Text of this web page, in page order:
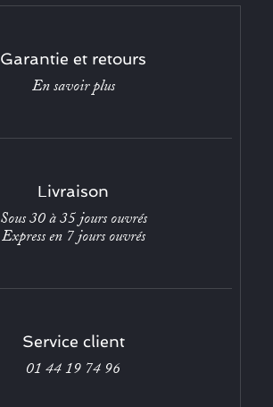
Garantie et retours
En savoir plus
Livraison
Sous 30 à 35 jours ouvrés
Express en 7 jours ouvrés
Service client
01 44 19 74 96